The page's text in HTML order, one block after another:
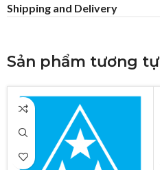
Shipping and Delivery
Sản phẩm tương tự